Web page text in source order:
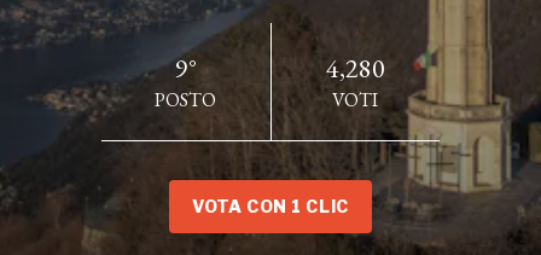
9°
POSTO
4,280
VOTI
VOTA CON 1 CLIC
INDIRIZZO